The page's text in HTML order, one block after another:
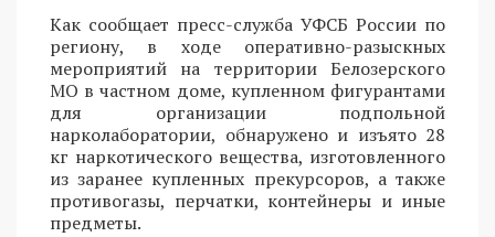
Как сообщает пресс-служба УФСБ России по
региону, в ходе оперативно-разыскных
мероприятий на территории Белозерского
МО в частном доме, купленном фигурантами
для организации подпольной
нарколаборатории, обнаружено и изъято 28
кг наркотического вещества, изготовленного
из заранее купленных прекурсоров, а также
противогазы, перчатки, контейнеры и иные
предметы.